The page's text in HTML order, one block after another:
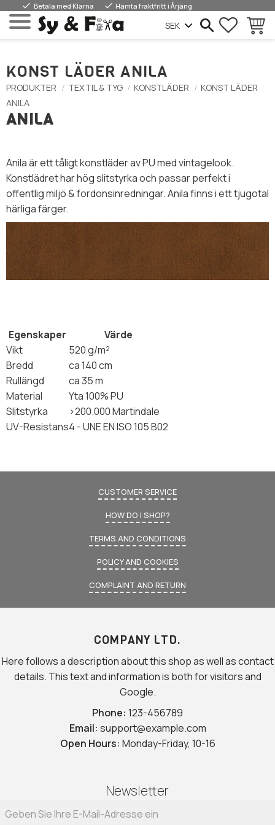
Menü
done Betala med Klarna done Hämta fraktfritt i Årjäng
KONST LÄDER ANILA
PRODUKTER TEXTIL & TYG KONSTLÄDER
KONST LÄDER
ANILA
ANILA
Anila är ett tåligt konstläder av PU med vintagelook.
Konstlädret har hög slitstyrka och passar perfekt i
offentlig miljö & fordonsinredningar. Anila finns i ett tjugotal
härliga färger.
Egenskaper
Värde
Vikt
520 g/m²
Bredd
ca 140 cm
Rullängd
ca 35 m
Material
Yta 100% PU
Slitstyrka
>200.000 Martindale
UV-Resistans4 - UNE EN ISO 105 B02
CUSTOMER SERVICE
HOW DO I SHOP?
TERMS AND CONDITIONS
POLICY AND COOKIES
COMPLAINT AND RETURN
COMPANY LTD.
Here follows a description about this shop as well as contact
details. This text and information is both for visitors and
Google.
Phone: 123-456789
Email: support@example.com
Open Hours: Monday-Friday, 10-16
Newsletter